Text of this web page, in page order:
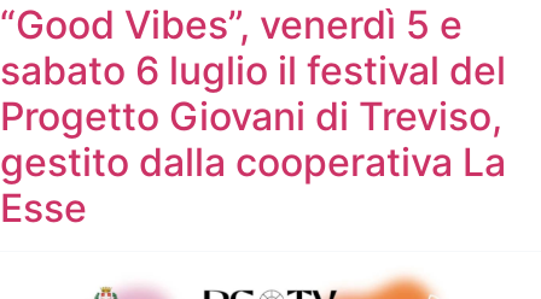
“Good Vibes”, venerdì 5 e
sabato 6 luglio il festival del
Progetto Giovani di Treviso,
gestito dalla cooperativa La
Esse